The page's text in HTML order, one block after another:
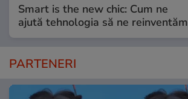
Smart is the new chic: Cum ne
ajută tehnologia să ne reinventăm
PARTENERI